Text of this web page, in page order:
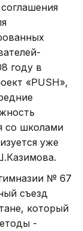
году в
«PUSH»,
со школами
уже
№ 67
съезд
который
-